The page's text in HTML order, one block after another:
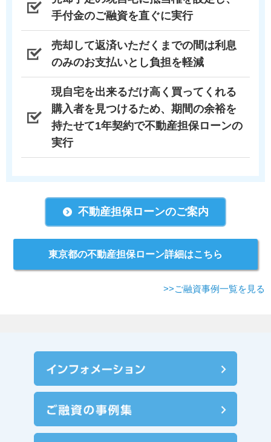
手付金のご融資を直ぐに実行
売却して返済いただくまでの間は利息
のみのお支払いとし負担を軽減
現自宅を出来るだけ高く買ってくれる
購入者を見つけるため、期間の余裕を
持たせて1年契約で不動産担保ローンの
実行
不動産担保ローンのご案内
東京都の不動産担保ローン詳細はこちら
>>ご融資事例一覧を見る